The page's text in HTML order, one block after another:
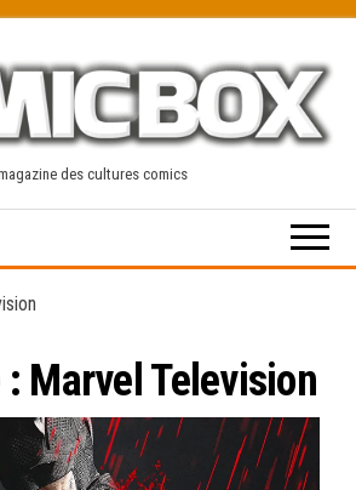
des cultures comics
Marvel Television